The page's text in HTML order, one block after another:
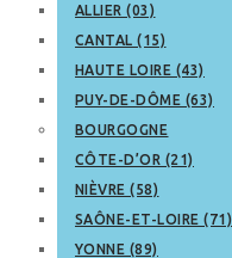
ALLIER (03)
CANTAL (15)
HAUTE LOIRE (43)
PUY-DE-DÔME (63)
BOURGOGNE
CÔTE-D’OR (21)
NIÈVRE (58)
SAÔNE-ET-LOIRE (71)
YONNE (89)